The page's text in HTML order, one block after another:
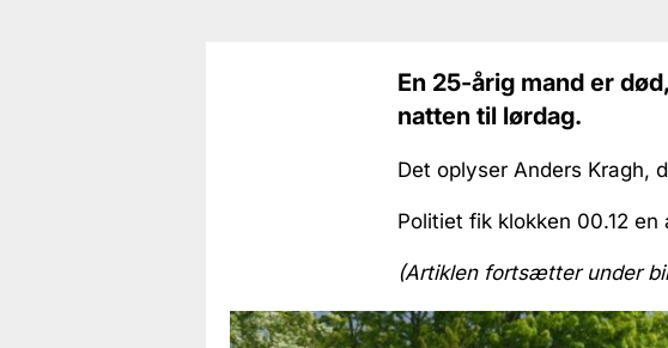
En 25-årig mand er
natten til lørdag.
Det oplyser Anders Kragh,
Politiet fik klokken 00.12
(Artiklen fortsætter under